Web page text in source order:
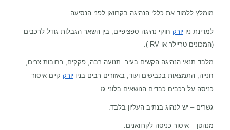
מומלץ ללמוד את כללי הנהיגה בקרוואן לפני הנסיעה.
למדינת ניו יורק חוקי נהיגה ספציפיים, בין השאר הגבלות גודל לרכבים
(המכונים טריילר או RV
).
מלבד תנאי הנהיגה הקשים בעיר: תנועה רבה, פקקים, רחובות צרים,
חנייה, התמצאות בכבישים ועוד, באזורים רבים בניו יורק קיים איסור
כניסה על רכבים כבדים הנושאים בלוני גז.
גשרים – יש לנהוג בנתיב העליון בלבד.
מנהטן – איסור כניסה לקרוואנים.